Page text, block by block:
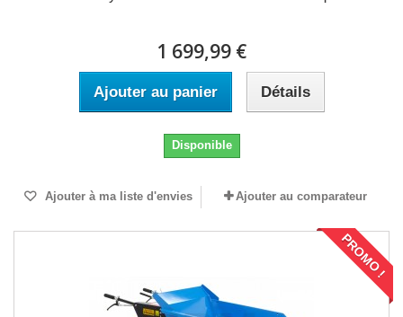
1 699,99 €
Ajouter au panier Détails
Disponible
Ajouter à ma liste d'envies Ajouter au comparateur
PROMO !